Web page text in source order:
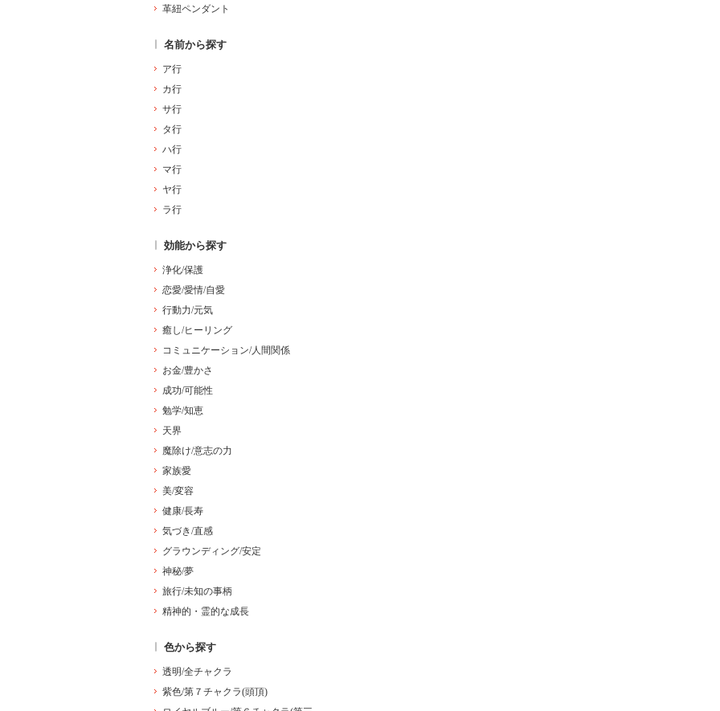
革紐ペンダント
名前から探す
ア行
カ行
サ行
タ行
ハ行
マ行
ヤ行
ラ行
効能から探す
浄化/保護
恋愛/愛情/自愛
行動力/元気
癒し/ヒーリング
コミュニケーション/人間関係
お金/豊かさ
成功/可能性
勉学/知恵
天界
魔除け/意志の力
家族愛
美/変容
健康/長寿
気づき/直感
グラウンディング/安定
神秘/夢
旅行/未知の事柄
精神的・霊的な成長
色から探す
透明/全チャクラ
紫色/第７チャクラ(頭頂)